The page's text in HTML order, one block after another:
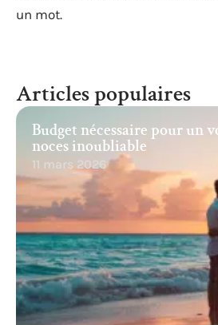
un mot.
Articles populaires
Budget nécessaire pour un
noces inoubliable
11 mars 2026